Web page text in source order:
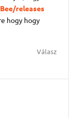
releases
hogy hogy
Válasz